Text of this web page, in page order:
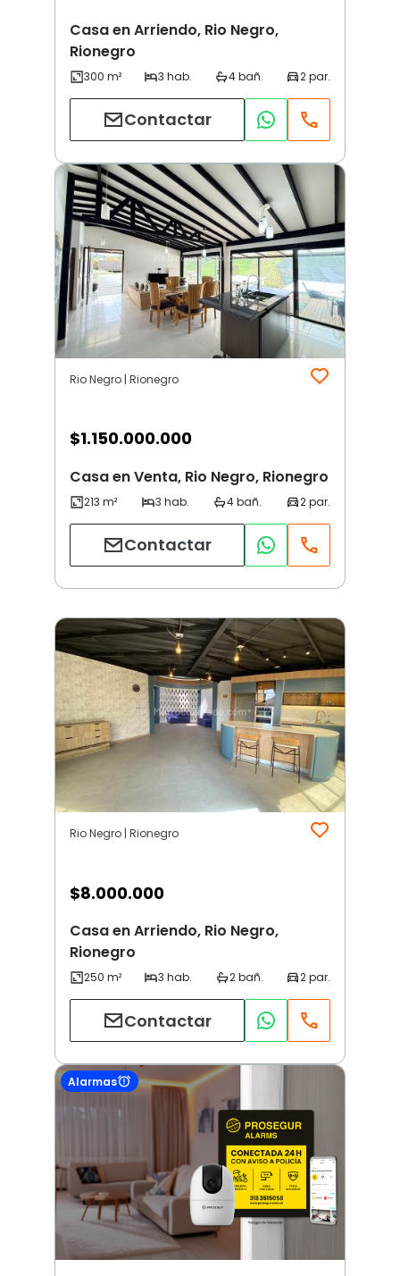
Casa en Arriendo, Rio Negro,
Rionegro
Contactar
Rio Negro | Rionegro
$1.150.000.000
Casa en Venta, Rio Negro, Rionegro
Contactar
Rio Negro | Rionegro
$8.000.000
Casa en Arriendo, Rio Negro,
Rionegro
Contactar
Alarmas